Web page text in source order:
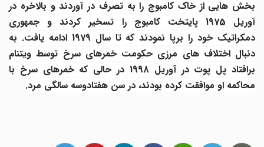
بخش هایی از خاک کامبوج را به تصرف در آوردند و بالاخره در
آوریل 1975 پایتخت کامبوج را تسخیر کردند و جمهوری
دمکراتیک خود را برپا نمودند که تا سال 1979 ادامه یافت. به
دنبال اختلاف های مرزی حکومت خمرهای سرخ توسط ویتنام
برافتاد پل پوت در آوریل 1998 در حالی که خمرهای سرخ با
محاکمه او موافقت کرده بودند، در سن هفتادوسه سالگی مرد.